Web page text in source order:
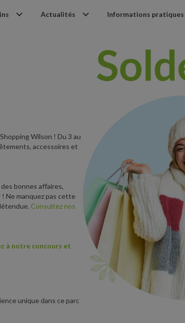
Actualités Informations pratiques
Wilson ! Du 3 au
accessoires et
bonnes affaires,
! Ne manquez pas cette
Consultez nos
à notre concours et
unique dans ce parc